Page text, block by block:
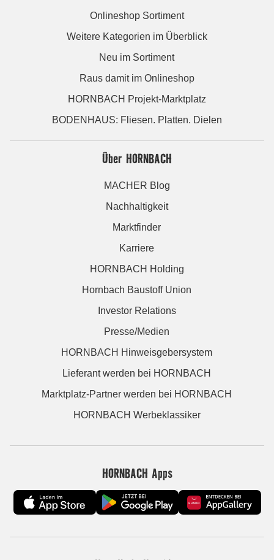
Onlineshop Sortiment
Weitere Kategorien im Überblick
Neu im Sortiment
Raus damit im Onlineshop
HORNBACH Projekt-Marktplatz
BODENHAUS: Fliesen. Platten. Dielen
Über HORNBACH
MACHER Blog
Nachhaltigkeit
Marktfinder
Karriere
HORNBACH Holding
Hornbach Baustoff Union
Investor Relations
Presse/Medien
HORNBACH Hinweisgebersystem
Lieferant werden bei HORNBACH
Marktplatz-Partner werden bei HORNBACH
HORNBACH Werbeklassiker
HORNBACH Apps